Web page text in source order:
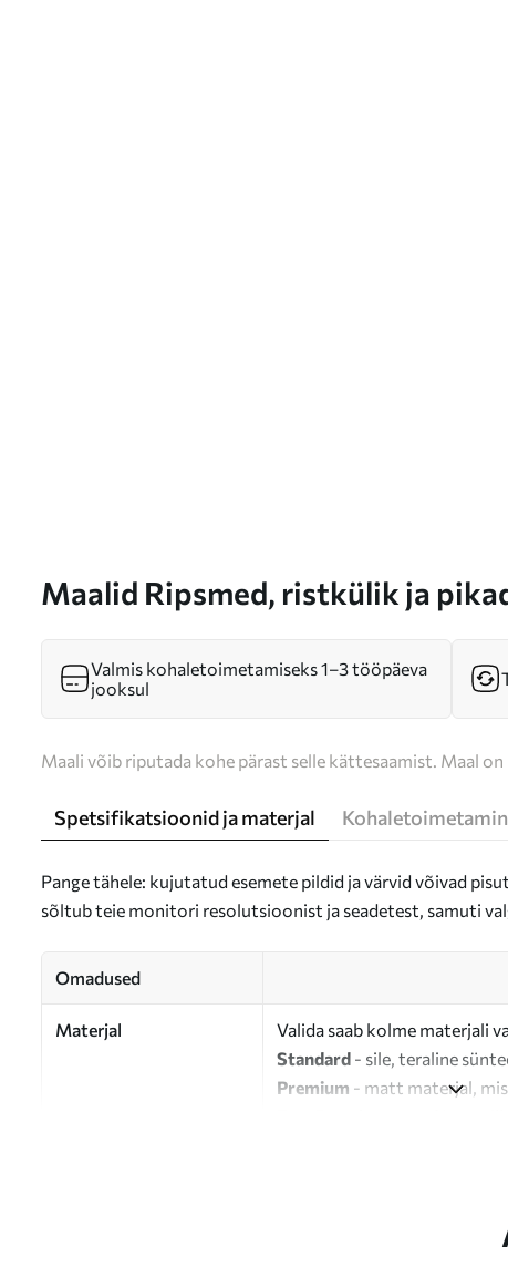
Maalid Ripsmed, ristkülik ja
Valmis kohaletoimetamiseks 1–3 tööpäeva
jooksul
Maali võib riputada kohe pärast selle kättesaamist. Maal
Spetsifikatsioonid ja materjal
Pange tähele: kujutatud esemete pildid ja värvid võivad
sõltub teie monitori resolutsioonist ja seadetest, samuti
Omadused
Materjal
Valida saab kolme materjali
Standard - sile, teraline
Premium - matt materjal,